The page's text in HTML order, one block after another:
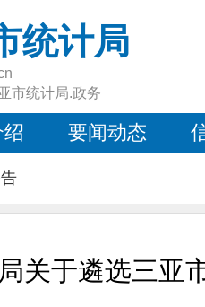
统计局
市统计局.政务
要闻动态
关于遴选三亚